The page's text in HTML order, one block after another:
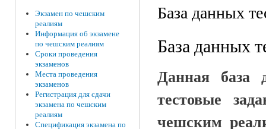
Экзамен по чешским
реалиям
Информация об экзамене
по чешским реалиям
Сроки проведения
экзаменов
Места проведения
экзаменов
Регистрация для сдачи
экзамена по чешским
реалиям
Спецификация экзамена по
База данных
База данных
Данная база
тестовые
чешским